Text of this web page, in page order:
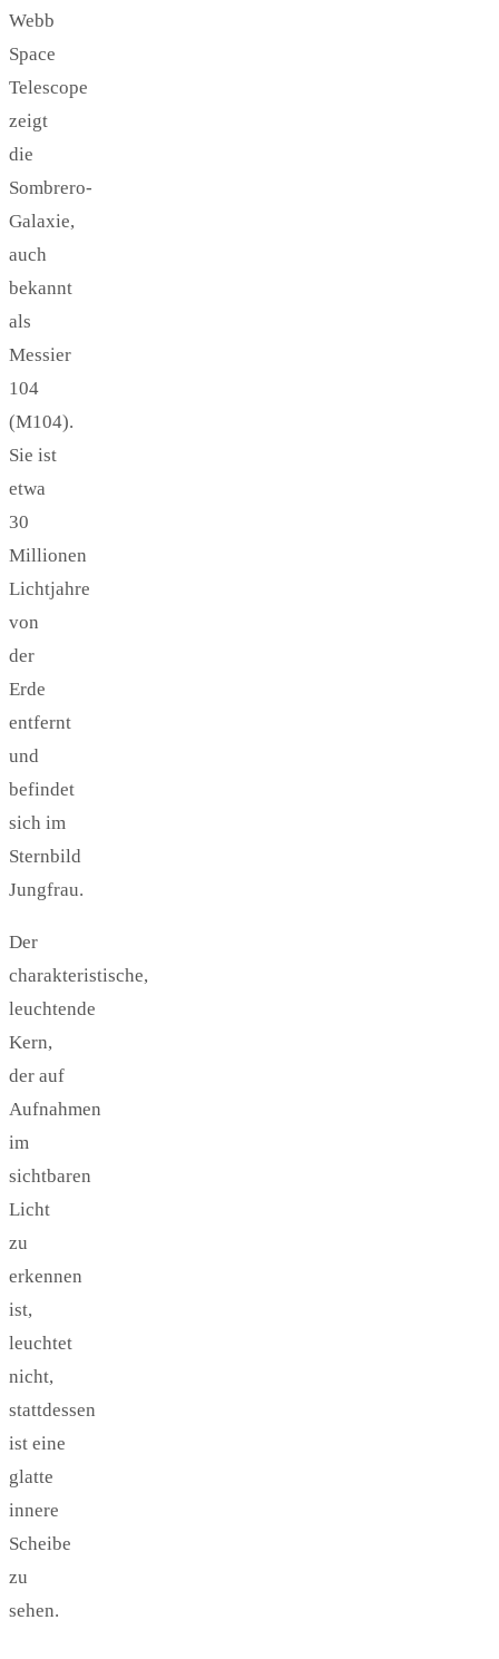
Webb
Space
Telescope
zeigt
die
Sombrero-
Galaxie,
auch
bekannt
als
Messier
104
(M104).
Sie ist
etwa
30
Millionen
Lichtjahre
von
der
Erde
entfernt
und
befindet
sich im
Sternbild
Jungfrau.
Der
charakteristische,
leuchtende
Kern,
der auf
Aufnahmen
im
sichtbaren
Licht
zu
erkennen
ist,
leuchtet
nicht,
stattdessen
ist eine
glatte
innere
Scheibe
zu
sehen.